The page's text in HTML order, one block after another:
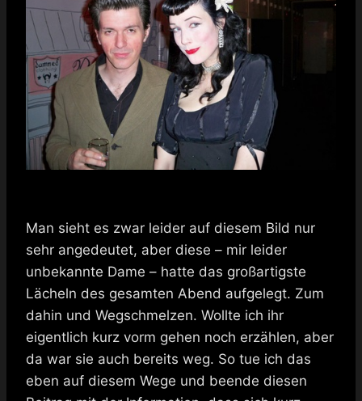
Man sieht es zwar leider auf diesem Bild nur
sehr angedeutet, aber diese – mir leider
unbekannte Dame – hatte das großartigste
Lächeln des gesamten Abend aufgelegt. Zum
dahin und Wegschmelzen. Wollte ich ihr
eigentlich kurz vorm gehen noch erzählen, aber
da war sie auch bereits weg. So tue ich das
eben auf diesem Wege und beende diesen